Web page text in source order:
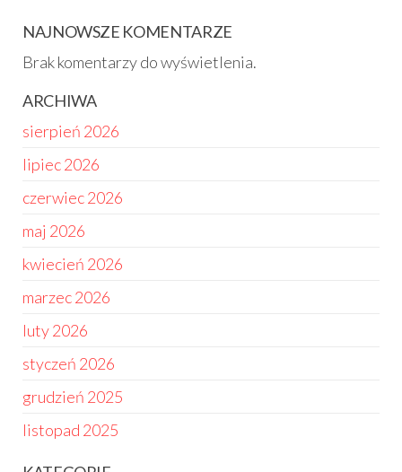
NAJNOWSZE KOMENTARZE
Brak komentarzy do wyświetlenia.
ARCHIWA
sierpień 2026
lipiec 2026
czerwiec 2026
maj 2026
kwiecień 2026
marzec 2026
luty 2026
styczeń 2026
grudzień 2025
listopad 2025